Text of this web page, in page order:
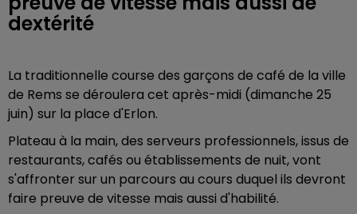
dextérité
La traditionnelle course des garçons de café de la ville
de Rems se déroulera cet après-midi (dimanche 25
juin) sur la place d'Erlon.
Plateau à la main, des serveurs professionnels, issus de
restaurants, cafés ou établissements de nuit, vont
s'affronter sur un parcours au cours duquel ils devront
faire preuve de vitesse mais aussi d'habilité.